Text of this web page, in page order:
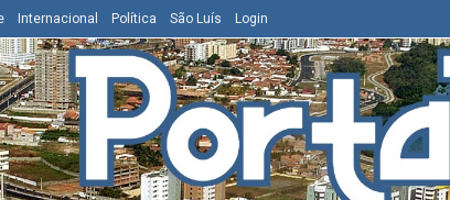
Internacional Política São Luís Login